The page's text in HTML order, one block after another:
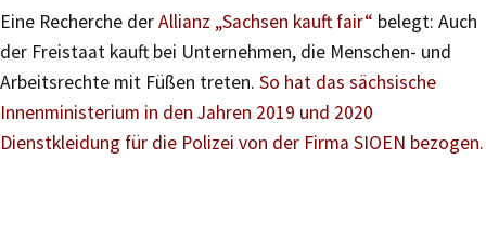
Eine Recherche derAllianz „Sachsen kauft fair“ belegt: Auch
der Freistaat kauft bei Unternehmen, die Menschen- und
Arbeitsrechte mit Füßen treten. So hat das sächsische
Innenministerium in den Jahren 2019 und 2020
Dienstkleidung für die Polizei von der Firma SIOEN bezogen.